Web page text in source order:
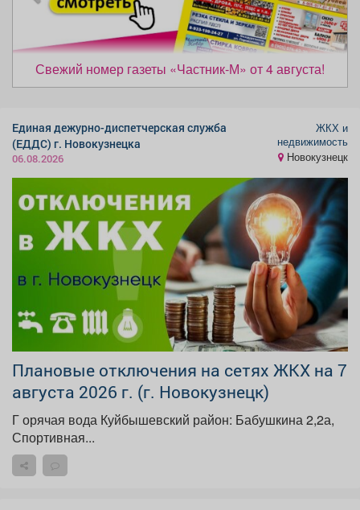
Обучение Проекты
Я - пенсионер
Свежий номер газеты «Частник‑М» от 4 августа!
у
и
й
Единая дежурно-диспетчерская служба
(ЕДДС) г. Новокузнецка
06.08.2026
ЖКХ и
недвижимость
Новокузнецк
Плановые отключения на сетях ЖКХ на 7
августа 2026 г. (г. Новокузнецк)
Г орячая вода Куйбышевский район: Бабушкина 2,2а,
Спортивная...